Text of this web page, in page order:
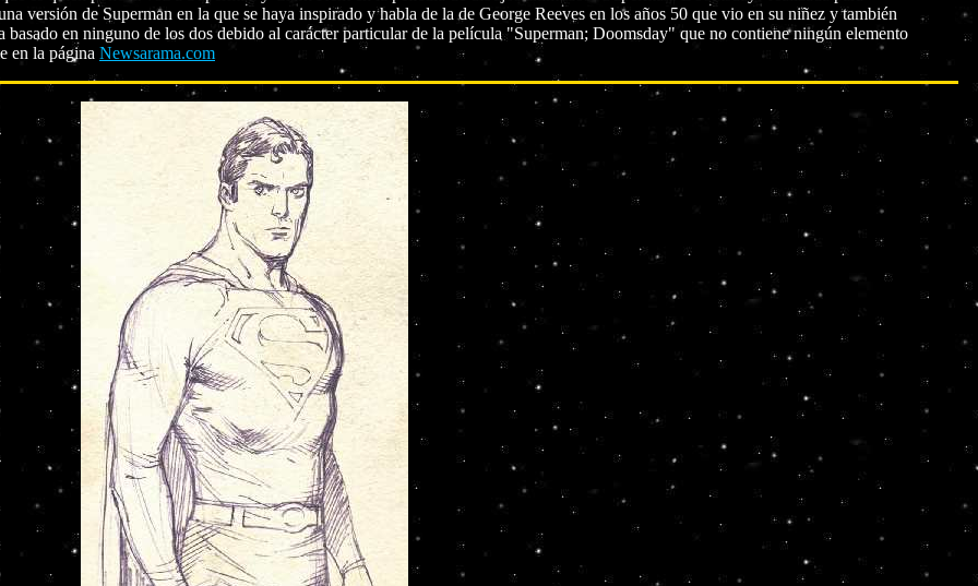
versión de Superman en la que se haya inspirado y habla de la de George Reeves en los años 50 que vio en su niñez y también
en ninguno de los dos debido al carácter particular de la película "Superman; Doomsday" que no contiene ningún elemento
en la página Newsarama.com